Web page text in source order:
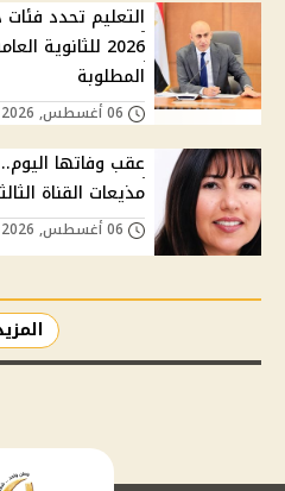
التعليم تحدد فئات
2026 للثانوية
المطلوبة
عقب وفاتها
مذيعات القناة